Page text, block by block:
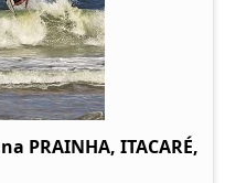
PRAINHA, ITACARÉ,